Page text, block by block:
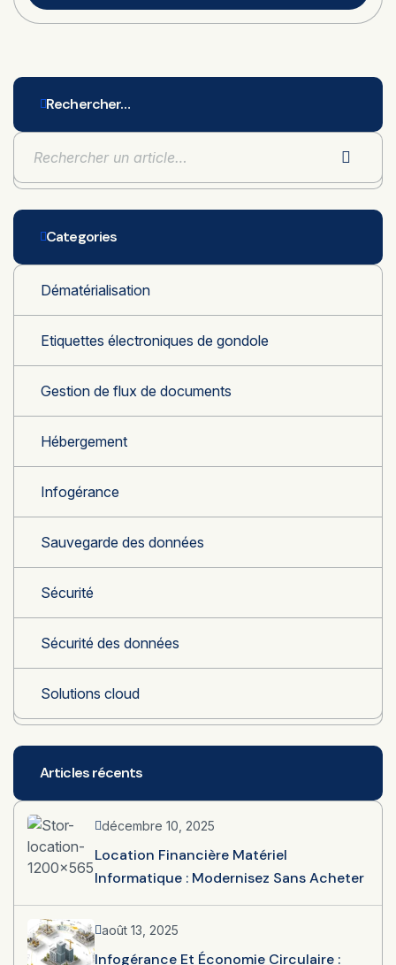
Rechercher…
Categories
Dématérialisation
Etiquettes électroniques de gondole
Gestion de flux de documents
Hébergement
Infogérance
Sauvegarde des données
Sécurité
Sécurité des données
Solutions cloud
Articles récents
décembre 10, 2025
Location Financière Matériel
Informatique : Modernisez Sans Acheter
août 13, 2025
Infogérance Et Économie Circulaire :